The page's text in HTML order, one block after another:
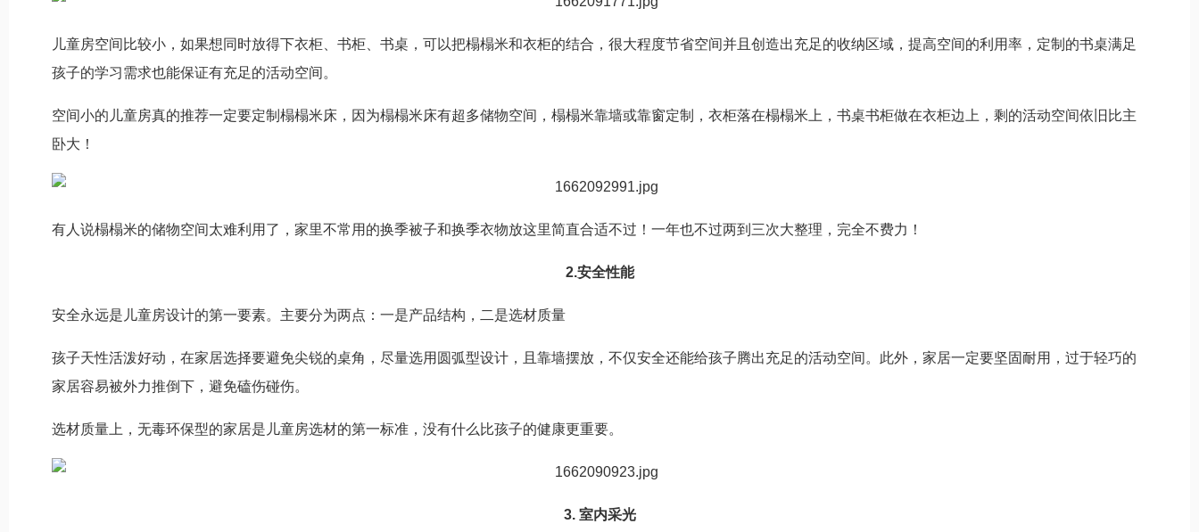
儿童房空间比较小，如果想同时放得下衣柜、书柜、书桌，可以把榻榻米和衣柜的结合，很大程度节省空间并且创造出充足的收纳区域，提高空间的利用率，定制的书桌满足
孩子的学习需求也能保证有充足的活动空间。
空间小的儿童房真的推荐一定要定制榻榻米床，因为榻榻米床有超多储物空间，榻榻米靠墙或靠窗定制，衣柜落在榻榻米上，书桌书柜做在衣柜边上，剩的活动空间依旧比主
卧大！
有人说榻榻米的储物空间太难利用了，家里不常用的换季被子和换季衣物放这里简直合适不过！一年也不过两到三次大整理，完全不费力！
2.安全性能
安全永远是儿童房设计的第一要素。主要分为两点：一是产品结构，二是选材质量
孩子天性活泼好动，在家居选择要避免尖锐的桌角，尽量选用圆弧型设计，且靠墙摆放，不仅安全还能给孩子腾出充足的活动空间。此外，家居一定要坚固耐用，过于轻巧的
家居容易被外力推倒下，避免磕伤碰伤。
选材质量上，无毒环保型的家居是儿童房选材的第一标准，没有什么比孩子的健康更重要。
3. 室内采光